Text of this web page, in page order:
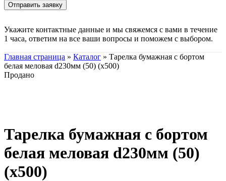
Укажите контактные данные и мы свяжемся с вами в течение
1 часа, ответим на все ваши вопросы и поможем с выбором.
Главная страница » Каталог » Тарелка бумажная с бортом
белая меловая d230мм (50) (х500)
Продано
Тарелка бумажная с бортом
белая меловая d230мм (50)
(х500)